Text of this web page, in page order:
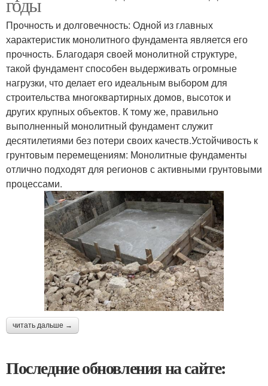
Прочность и долговечность: Одной из главных
характеристик монолитного фундамента является его
прочность. Благодаря своей монолитной структуре,
такой фундамент способен выдерживать огромные
нагрузки, что делает его идеальным выбором для
строительства многоквартирных домов, высоток и
других крупных объектов. К тому же, правильно
выполненный монолитный фундамент служит
десятилетиями без потери своих качеств.Устойчивость к
грунтовым перемещениям: Монолитные фундаменты
отлично подходят для регионов с активными грунтовыми
процессами.
читать дальше →
Последние обновления на сайте: